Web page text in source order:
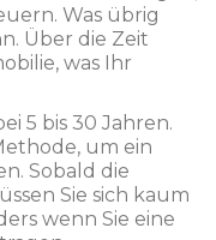
Was übrig
Über die Zeit
was Ihr
5 bis 30 Jahren.
um ein
Sobald die
Sie sich kaum
wenn Sie eine